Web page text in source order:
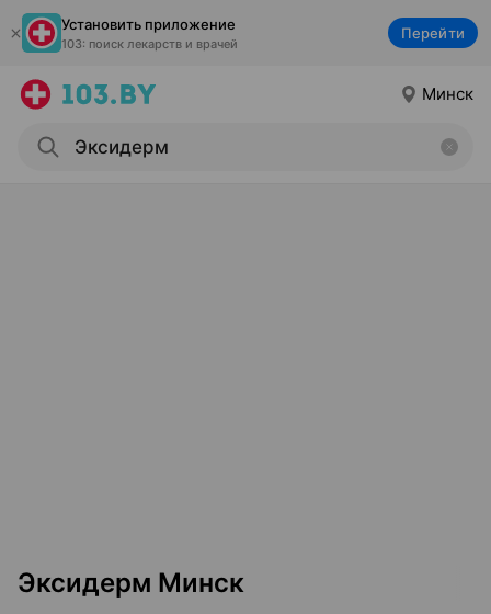
Установить приложение
103: поиск лекарств и врачей
Перейти
Минск
Эксидерм Минск